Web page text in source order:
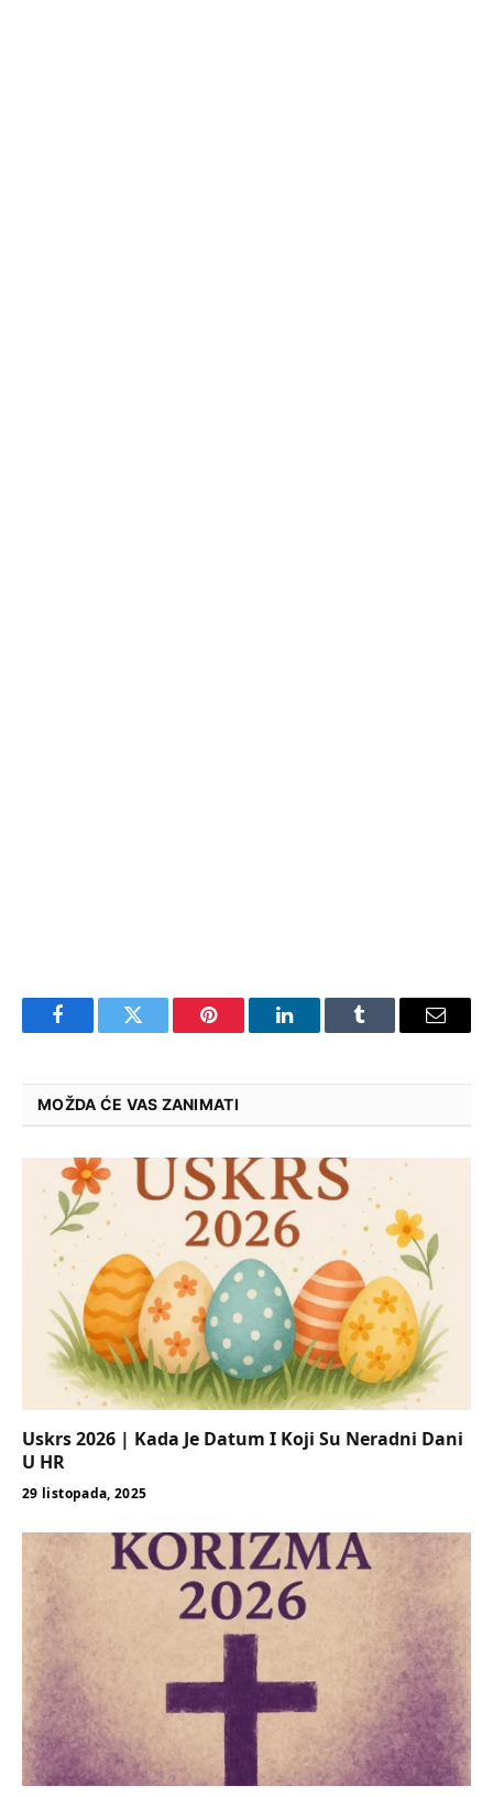
FacebookTwitter Pinterest LinkedInTumblr Email
MOŽDA ĆE VAS ZANIMATI
Uskrs 2026 | Kada Je Datum I Koji Su Neradni Dani
U HR
29 listopada, 2025